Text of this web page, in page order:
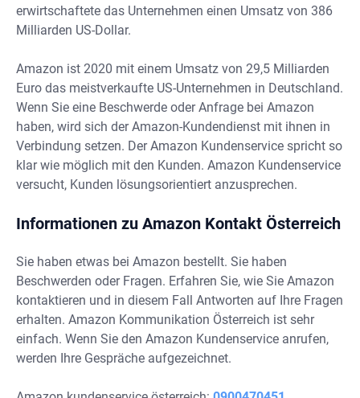
erwirtschaftete das Unternehmen einen Umsatz von 386
Milliarden US-Dollar.
Amazon ist 2020 mit einem Umsatz von 29,5 Milliarden
Euro das meistverkaufte US-Unternehmen in Deutschland.
Wenn Sie eine Beschwerde oder Anfrage bei Amazon
haben, wird sich der Amazon-Kundendienst mit ihnen in
Verbindung setzen. Der Amazon Kundenservice spricht so
klar wie möglich mit den Kunden. Amazon Kundenservice
versucht, Kunden lösungsorientiert anzusprechen.
Informationen zu Amazon Kontakt Österreich
Sie haben etwas bei Amazon bestellt. Sie haben
Beschwerden oder Fragen. Erfahren Sie, wie Sie Amazon
kontaktieren und in diesem Fall Antworten auf Ihre Fragen
erhalten. Amazon Kommunikation Österreich ist sehr
einfach. Wenn Sie den Amazon Kundenservice anrufen,
werden Ihre Gespräche aufgezeichnet.